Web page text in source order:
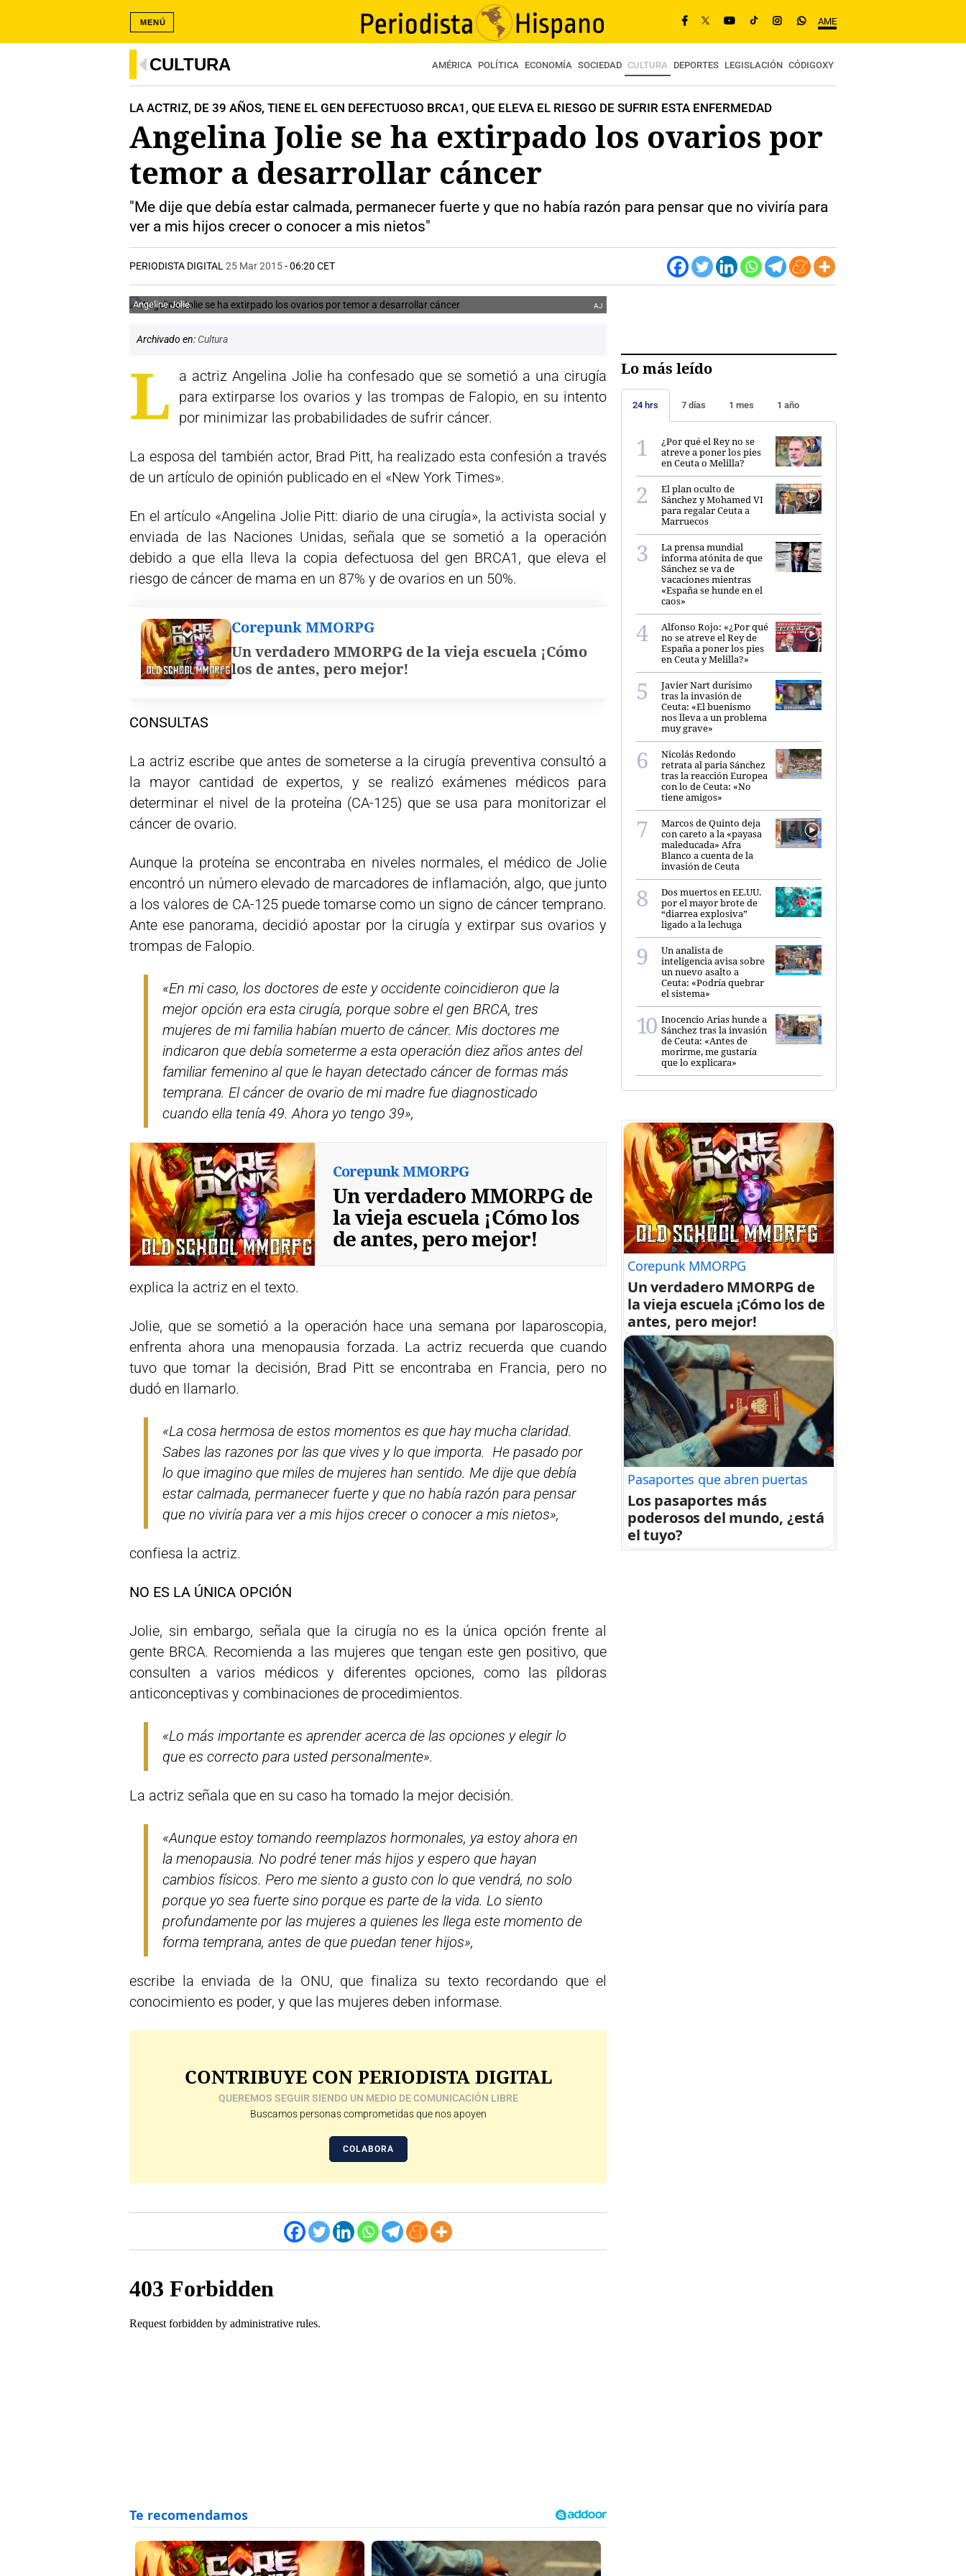
AME
MENÚ
CULTURA AMÉRICA POLÍTICA ECONOMÍA SOCIEDAD CULTURA DEPORTES LEGISLACIÓN CÓDIGOXY
LA ACTRIZ, DE 39 AÑOS, TIENE EL GEN DEFECTUOSO BRCA1, QUE ELEVA EL RIESGO DE SUFRIR ESTA ENFERMEDAD
Angelina Jolie se ha extirpado los ovarios por
temor a desarrollar cáncer
"Me dije que debía estar calmada, permanecer fuerte y que no había razón para pensar que no viviría para
ver a mis hijos crecer o conocer a mis nietos"
PERIODISTA DIGITAL 25 Mar 2015- 06:20 CET
Angeline Jolie. AJ
Archivado en: Cultura
L
a actriz Angelina Jolie ha confesado que se sometió a una cirugía
para extirparse los ovarios y las trompas de Falopio, en su intento
por minimizar las probabilidades de sufrir cáncer.
La esposa del también actor, Brad Pitt, ha realizado esta confesión a través
de un artículo de opinión publicado en el «New York Times».
En el artículo «Angelina Jolie Pitt: diario de una cirugía», la activista social y
enviada de las Naciones Unidas, señala que se sometió a la operación
debido a que ella lleva la copia defectuosa del gen BRCA1, que eleva el
riesgo de cáncer de mama en un 87% y de ovarios en un 50%.
Corepunk MMORPG
Un verdadero MMORPG de la vieja escuela ¡Cómo
los de antes, pero mejor!
CONSULTAS
La actriz escribe que antes de someterse a la cirugía preventiva consultó a
la mayor cantidad de expertos, y se realizó exámenes médicos para
determinar el nivel de la proteína (CA-125) que se usa para monitorizar el
cáncer de ovario.
Aunque la proteína se encontraba en niveles normales, el médico de Jolie
encontró un número elevado de marcadores de inflamación, algo, que junto
a los valores de CA-125 puede tomarse como un signo de cáncer temprano.
Ante ese panorama, decidió apostar por la cirugía y extirpar sus ovarios y
trompas de Falopio.
«En mi caso, los doctores de este y occidente coincidieron que la
mejor opción era esta cirugía, porque sobre el gen BRCA, tres
mujeres de mi familia habían muerto de cáncer. Mis doctores me
indicaron que debía someterme a esta operación diez años antes del
familiar femenino al que le hayan detectado cáncer de formas más
temprana. El cáncer de ovario de mi madre fue diagnosticado
cuando ella tenía 49. Ahora yo tengo 39»,
Corepunk MMORPG
Un verdadero MMORPG de
la vieja escuela ¡Cómo los
de antes, pero mejor!
explica la actriz en el texto.
Jolie, que se sometió a la operación hace una semana por laparoscopia,
enfrenta ahora una menopausia forzada. La actriz recuerda que cuando
tuvo que tomar la decisión, Brad Pitt se encontraba en Francia, pero no
dudó en llamarlo.
«La cosa hermosa de estos momentos es que hay mucha claridad.
Sabes las razones por las que vives y lo que importa. He pasado por
lo que imagino que miles de mujeres han sentido. Me dije que debía
estar calmada, permanecer fuerte y que no había razón para pensar
que no viviría para ver a mis hijos crecer o conocer a mis nietos»,
confiesa la actriz.
NO ES LA ÚNICA OPCIÓN
Jolie, sin embargo, señala que la cirugía no es la única opción frente al
gente BRCA. Recomienda a las mujeres que tengan este gen positivo, que
consulten a varios médicos y diferentes opciones, como las píldoras
anticonceptivas y combinaciones de procedimientos.
«Lo más importante es aprender acerca de las opciones y elegir lo
que es correcto para usted personalmente».
La actriz señala que en su caso ha tomado la mejor decisión.
«Aunque estoy tomando reemplazos hormonales, ya estoy ahora en
la menopausia. No podré tener más hijos y espero que hayan
cambios físicos. Pero me siento a gusto con lo que vendrá, no solo
porque yo sea fuerte sino porque es parte de la vida. Lo siento
profundamente por las mujeres a quienes les llega este momento de
forma temprana, antes de que puedan tener hijos»,
escribe la enviada de la ONU, que finaliza su texto recordando que el
conocimiento es poder, y que las mujeres deben informase.
CONTRIBUYE CON PERIODISTA DIGITAL
QUEREMOS SEGUIR SIENDO UN MEDIO DE COMUNICACIÓN LIBRE
Buscamos personas comprometidas que nos apoyen
COLABORA
Lo más leído
24 hrs 7 días 1 mes 1 año
¿Por qué el Rey no se
atreve a poner los pies
en Ceuta o Melilla?
El plan oculto de
Sánchez y Mohamed VI
para regalar Ceuta a
Marruecos
La prensa mundial
informa atónita de que
Sánchez se va de
vacaciones mientras
«España se hunde en el
caos»
Alfonso Rojo: «¿Por qué
no se atreve el Rey de
España a poner los pies
en Ceuta y Melilla?»
Javier Nart durísimo
tras la invasión de
Ceuta: «El buenismo
nos lleva a un problema
muy grave»
Nicolás Redondo
retrata al paria Sánchez
tras la reacción Europea
con lo de Ceuta: «No
tiene amigos»
Marcos de Quinto deja
con careto a la «payasa
maleducada» Afra
Blanco a cuenta de la
invasión de Ceuta
Dos muertos en EE.UU.
por el mayor brote de
“diarrea explosiva”
ligado a la lechuga
Un analista de
inteligencia avisa sobre
un nuevo asalto a
Ceuta: «Podría quebrar
el sistema»
Inocencio Arias hunde a
Sánchez tras la invasión
de Ceuta: «Antes de
morirme, me gustaría
que lo explicara»
Corepunk MMORPG
Un verdadero MMORPG de
la vieja escuela ¡Cómo los de
antes, pero mejor!
Pasaportes que abren puertas
Los pasaportes más
poderosos del mundo, ¿está
el tuyo?